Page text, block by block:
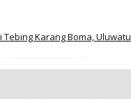
Tebing Karang Boma, Uluwatu